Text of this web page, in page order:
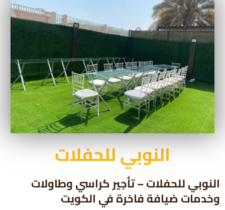
النوبي للحفلات
النوبي للحفلات – تأجير كراسي وطاولات
وخدمات ضيافة فاخرة في الكويت